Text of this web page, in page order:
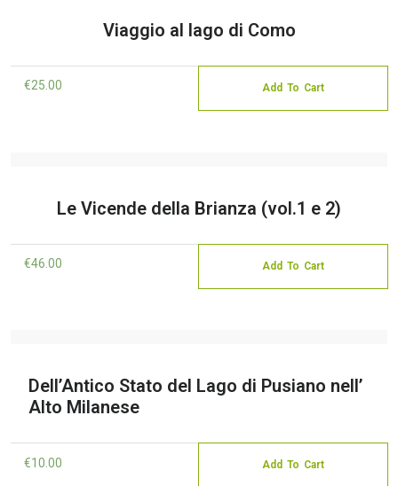
Viaggio al lago di Como
€25.00 Add To Cart
Le Vicende della Brianza (vol.1 e 2)
€46.00 Add To Cart
Dell’Antico Stato del Lago di Pusiano nell’
Alto Milanese
€10.00 Add To Cart